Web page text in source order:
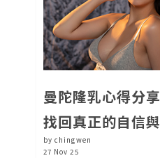
曼陀隆乳心得分
找回真正的自信
by chingwen
27 Nov 25